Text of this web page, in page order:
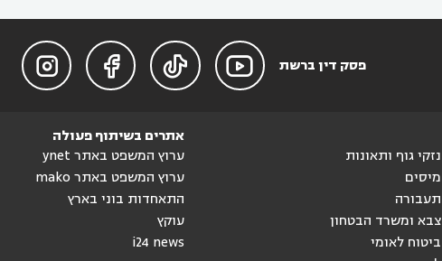
פסק דין ברשת 



נזקי גוף ותאונות
מיסים
תעבורה
צבא ומשרד הבטחון
ביטוח לאומי
אתרים בשיתוף פעולה
ערוץ המשפט באתר ynet
ערוץ המשפט באתר mako
התאחדות בוני בארץ
עוקץ
i24 news